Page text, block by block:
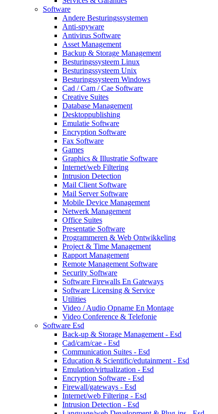
Software
Andere Besturingssystemen
Anti-spyware
Antivirus Software
Asset Management
Backup & Storage Management
Besturingssysteem Linux
Besturingssysteem Unix
Besturingssysteem Windows
Cad / Cam / Cae Software
Creative Suites
Database Management
Desktoppublishing
Emulatie Software
Encryption Software
Fax Software
Games
Graphics & Illustratie Software
Internet/web Filtering
Intrusion Detection
Mail Client Software
Mail Server Software
Mobile Device Management
Netwerk Management
Office Suites
Presentatie Software
Programmeren & Web Ontwikkeling
Project & Time Management
Rapport Management
Remote Management Software
Security Software
Software Firewalls En Gateways
Software Licensing & Service
Utilities
Video / Audio Opname En Montage
Video Conference & Telefonie
Software Esd
Back-up & Storage Management - Esd
Cad/cam/cae - Esd
Communication Suites - Esd
Education & Scientific/edutainment - Esd
Emulation/virtualization - Esd
Encryption Software - Esd
Firewall/gateways - Esd
Internet/web Filtering - Esd
Intrusion Detection - Esd